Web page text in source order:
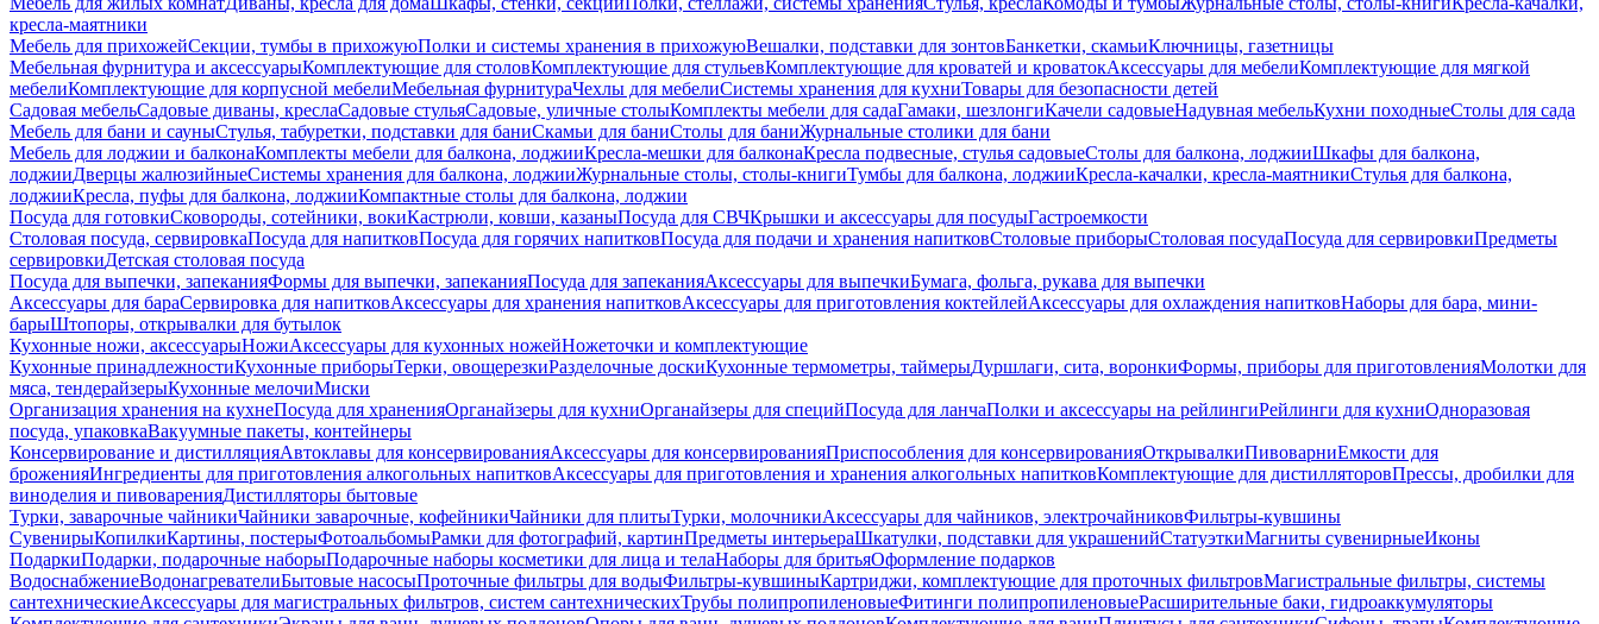
кресла-маятники
Мебель для прихожейСекции, тумбы в прихожуюПолки и системы хранения в прихожуюВешалки, подставки для зонтовБанкетки, скамьиКлючницы, газетницы
Мебельная фурнитура и аксессуарыКомплектующие для столовКомплектующие для стульевКомплектующие для кроватей и кроватокАксессуары для мебелиКомплектующие для мягкой
мебелиКомплектующие для корпусной мебелиМебельная фурнитураЧехлы для мебелиСистемы хранения для кухниТовары для безопасности детей
Садовая мебельСадовые диваны, креслаСадовые стульяСадовые, уличные столыКомплекты мебели для садаГамаки, шезлонгиКачели садовыеНадувная мебельКухни походныеСтолы для сада
Мебель для бани и сауныСтулья, табуретки, подставки для баниСкамьи для баниСтолы для баниЖурнальные столики для бани
Мебель для лоджии и балконаКомплекты мебели для балкона, лоджииКресла-мешки для балконаКресла подвесные, стулья садовыеСтолы для балкона, лоджииШкафы для балкона,
лоджииДверцы жалюзийныеСистемы хранения для балкона, лоджииЖурнальные столы, столы-книгиТумбы для балкона, лоджииКресла-качалки, кресла-маятникиСтулья для балкона,
лоджииКресла, пуфы для балкона, лоджииКомпактные столы для балкона, лоджии
Посуда для готовкиСковороды, сотейники, вокиКастрюли, ковши, казаныПосуда для СВЧКрышки и аксессуары для посудыГастроемкости
Столовая посуда, сервировкаПосуда для напитковПосуда для горячих напитковПосуда для подачи и хранения напитковСтоловые приборыСтоловая посудаПосуда для сервировкиПредметы
сервировкиДетская столовая посуда
Посуда для выпечки, запеканияФормы для выпечки, запеканияПосуда для запеканияАксессуары для выпечкиБумага, фольга, рукава для выпечки
Аксессуары для бараСервировка для напитковАксессуары для хранения напитковАксессуары для приготовления коктейлейАксессуары для охлаждения напитковНаборы для бара, мини-
барыШтопоры, открывалки для бутылок
Кухонные ножи, аксессуарыНожиАксессуары для кухонных ножейНожеточки и комплектующие
Кухонные принадлежностиКухонные приборыТерки, овощерезкиРазделочные доскиКухонные термометры, таймерыДуршлаги, сита, воронкиФормы, приборы для приготовленияМолотки для
мяса, тендерайзерыКухонные мелочиМиски
Организация хранения на кухнеПосуда для храненияОрганайзеры для кухниОрганайзеры для специйПосуда для ланчаПолки и аксессуары на рейлингиРейлинги для кухниОдноразовая
посуда, упаковкаВакуумные пакеты, контейнеры
Консервирование и дистилляцияАвтоклавы для консервированияАксессуары для консервированияПриспособления для консервированияОткрывалкиПивоварниЕмкости для
броженияИнгредиенты для приготовления алкогольных напитковАксессуары для приготовления и хранения алкогольных напитковКомплектующие для дистилляторовПрессы, дробилки для
виноделия и пивоваренияДистилляторы бытовые
Турки, заварочные чайникиЧайники заварочные, кофейникиЧайники для плитыТурки, молочникиАксессуары для чайников, электрочайниковФильтры-кувшины
СувенирыКопилкиКартины, постерыФотоальбомыРамки для фотографий, картинПредметы интерьераШкатулки, подставки для украшенийСтатуэткиМагниты сувенирныеИконы
ПодаркиПодарки, подарочные наборыПодарочные наборы косметики для лица и телаНаборы для бритьяОформление подарков
ВодоснабжениеВодонагревателиБытовые насосыПроточные фильтры для водыФильтры-кувшиныКартриджи, комплектующие для проточных фильтровМагистральные фильтры, системы
сантехническиеАксессуары для магистральных фильтров, систем сантехническихТрубы полипропиленовыеФитинги полипропиленовыеРасширительные баки, гидроаккумуляторы